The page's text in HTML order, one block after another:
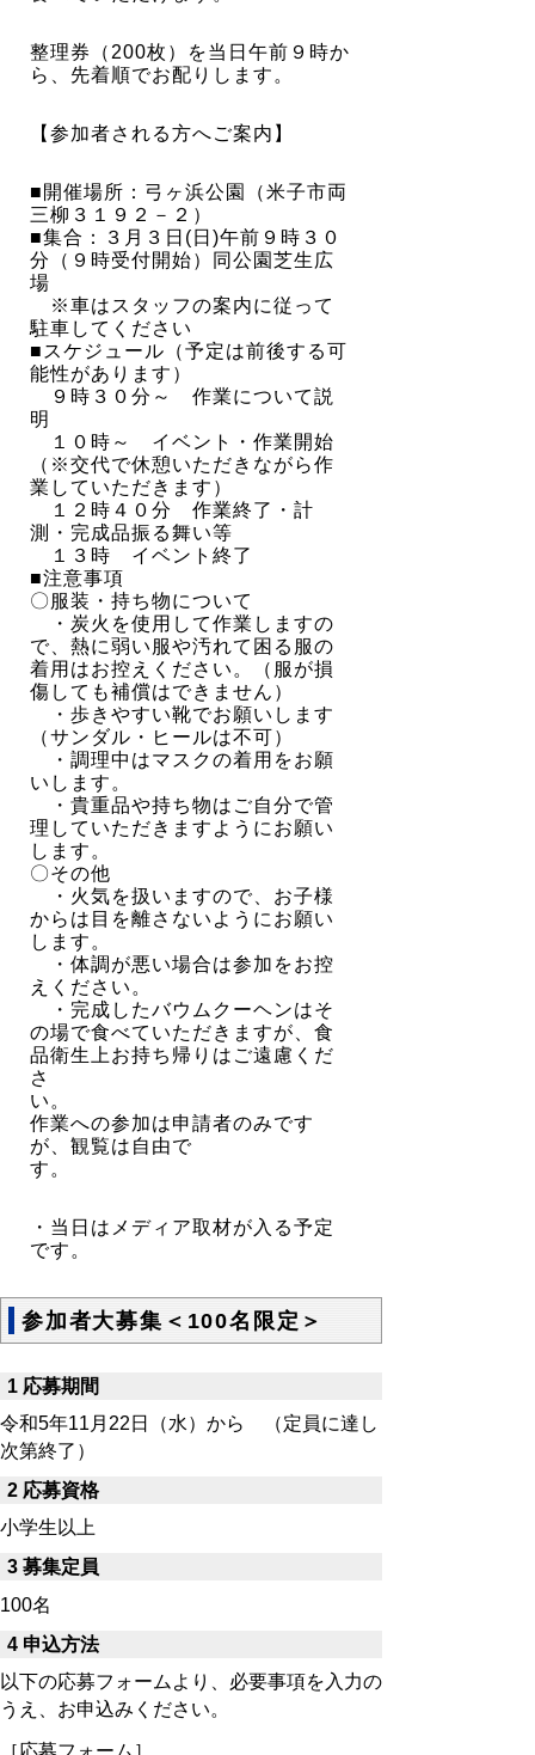
整理券（200枚）を当日午前９時か
ら、先着順でお配りします。
【参加者される方へご案内】
■開催場所：弓ヶ浜公園（米子市両
三柳３１９２－２）
■集合：３月３日(日)午前９時３０
分（９時受付開始）同公園芝生広
場
※車はスタッフの案内に従って
駐車してください
■スケジュール（予定は前後する可
能性があります）
９時３０分～ 作業について説
明
１０時～ イベント・作業開始
（※交代で休憩いただきながら作
業していただきます）
１２時４０分 作業終了・計
測・完成品振る舞い等
１３時 イベント終了
■注意事項
〇服装・持ち物について
・炭火を使用して作業しますの
で、熱に弱い服や汚れて困る服の
着用はお控えください。（服が損
傷しても補償はできません）
・歩きやすい靴でお願いします
（サンダル・ヒールは不可）
・調理中はマスクの着用をお願
いします。
・貴重品や持ち物はご自分で管
理していただきますようにお願い
します。
〇その他
・火気を扱いますので、お子様
からは目を離さないようにお願い
します。
・体調が悪い場合は参加をお控
えください。
・完成したバウムクーヘンはそ
の場で食べていただきますが、食
品衛生上お持ち帰りはご遠慮くだ
さ
い
作業への参加は申請者のみです
が、観覧は自由で
す。
・当日はメディア取材が入る予定
です。
参加者大募集＜100名限定＞
1 応募期間
令和5年11月22日（水）から （定員に達し
次第終了）
2 応募資格
小学生以上
3 募集定員
100名
4 申込方法
以下の応募フォームより、必要事項を入力の
うえ、お申込みください。